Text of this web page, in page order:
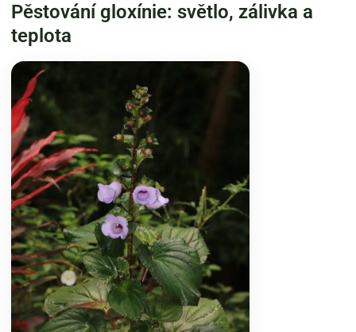
Pěstování gloxínie: světlo, zálivka a
teplota